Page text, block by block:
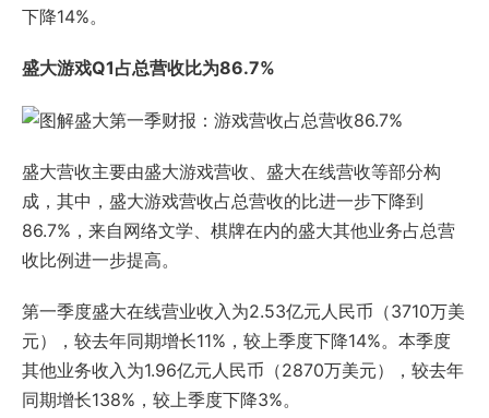
下降14%。
盛大游戏Q1占总营收比为86.7%
盛大营收主要由盛大游戏营收、盛大在线营收等部分构
成，其中，盛大游戏营收占总营收的比进一步下降到
86.7%，来自网络文学、棋牌在内的盛大其他业务占总营
收比例进一步提高。
第一季度盛大在线营业收入为2.53亿元人民币（3710万美
元），较去年同期增长11%，较上季度下降14%。本季度
其他业务收入为1.96亿元人民币（2870万美元），较去年
同期增长138%，较上季度下降3%。